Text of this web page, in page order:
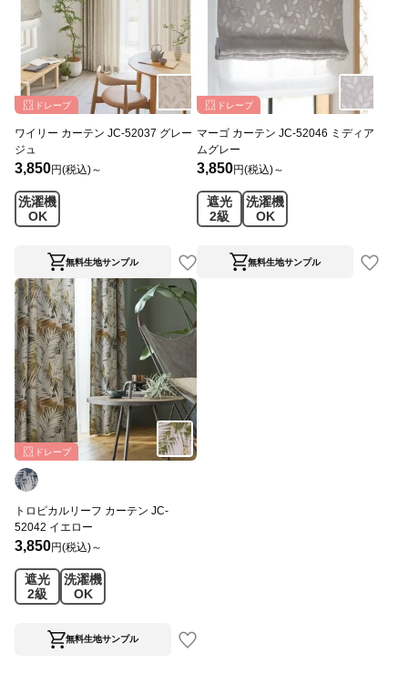
ドレープ
ワイリー カーテン JC-52037 グレー
ジュ
3,850円(税込)～
洗濯機
OK
無料生地サンプル
ドレープ
マーゴ カーテン JC-52046 ミディア
ムグレー
3,850円(税込)～
遮光
2級
洗濯機
OK
無料生地サンプル
ドレープ
トロピカルリーフ カーテン JC-
52042 イエロー
3,850円(税込)～
遮光
2級
洗濯機
OK
無料生地サンプル